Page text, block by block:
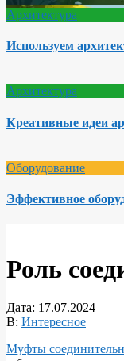
Архитектура
Используем
Архитектура
Креативные идеи
Оборудование
Эффективное
Роль
Дата: 17.07.2024
В: Интересное
Муфты